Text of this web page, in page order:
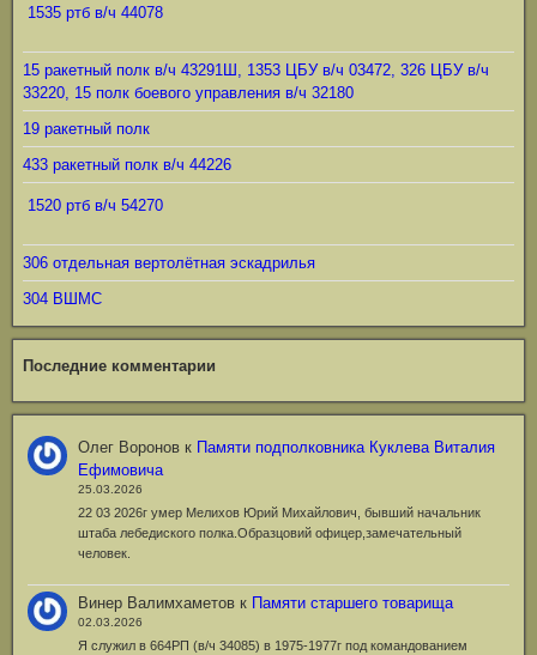
1535 ртб в/ч 44078
15 ракетный полк в/ч 43291Ш, 1353 ЦБУ в/ч 03472, 326 ЦБУ в/ч
33220, 15 полк боевого управления в/ч 32180
19 ракетный полк
433 ракетный полк в/ч 44226
1520 ртб в/ч 54270
306 отдельная вертолётная эскадрилья
304 ВШМС
Последние комментарии
Олег Воронов к Памяти подполковника Куклева Виталия
Ефимовича
25.03.2026
22 03 2026г умер Мелихов Юрий Михайлович, бывший начальник
штаба лебедиского полка.Образцовий офицер,замечательный
человек.
Винер Валимхаметов к Памяти старшего товарища
02.03.2026
Я служил в 664РП (в/ч 34085) в 1975-1977г под командованием